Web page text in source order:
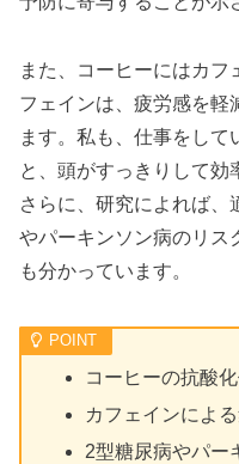
また、コーヒーにはカフ
フェインは、疲労感を軽
ます。私も、仕事をして
と、頭がすっきりして効
さらに、研究によれば、
やパーキンソン病のリス
も分かっています。
コーヒーの抗酸
カフェインによ
2型糖尿病やパー